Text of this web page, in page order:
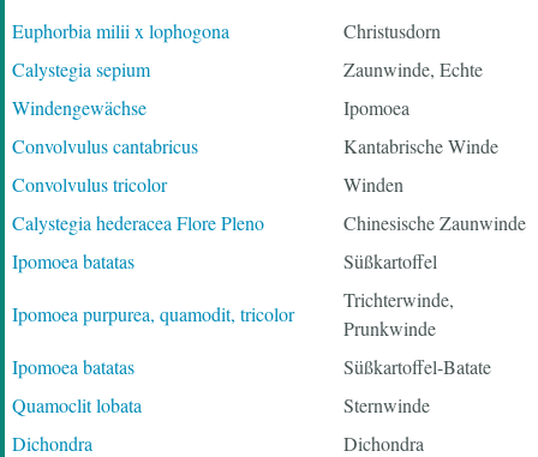
Euphorbia milii x lophogona
Christusdorn
Calystegia sepium
Zaunwinde, Echte
Windengewächse
Ipomoea
Convolvulus cantabricus
Kantabrische Winde
Convolvulus tricolor
Winden
Calystegia hederacea Flore Pleno
Chinesische Zaunwinde
Ipomoea batatas
Süßkartoffel
Ipomoea purpurea, quamodit, tricolor
Trichterwinde,
Prunkwinde
Ipomoea batatas
Süßkartoffel-Batate
Quamoclit lobata
Sternwinde
Dichondra
Dichondra